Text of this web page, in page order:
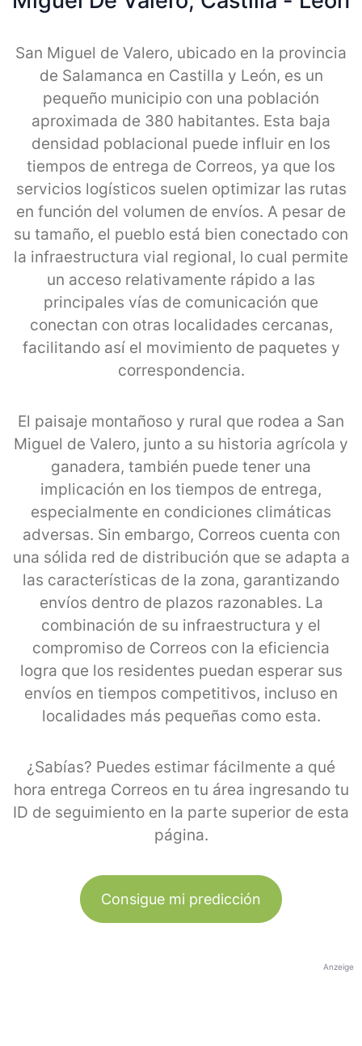
San Miguel de Valero, ubicado en la provincia
de Salamanca en Castilla y León, es un
pequeño municipio con una población
aproximada de 380 habitantes. Esta baja
densidad poblacional puede influir en los
tiempos de entrega de Correos, ya que los
servicios logísticos suelen optimizar las rutas
en función del volumen de envíos. A pesar de
su tamaño, el pueblo está bien conectado con
la infraestructura vial regional, lo cual permite
un acceso relativamente rápido a las
principales vías de comunicación que
conectan con otras localidades cercanas,
facilitando así el movimiento de paquetes y
correspondencia.
El paisaje montañoso y rural que rodea a San
Miguel de Valero, junto a su historia agrícola y
ganadera, también puede tener una
implicación en los tiempos de entrega,
especialmente en condiciones climáticas
adversas. Sin embargo, Correos cuenta con
una sólida red de distribución que se adapta a
las características de la zona, garantizando
envíos dentro de plazos razonables. La
combinación de su infraestructura y el
compromiso de Correos con la eficiencia
logra que los residentes puedan esperar sus
envíos en tiempos competitivos, incluso en
localidades más pequeñas como esta.
¿Sabías? Puedes estimar fácilmente a qué
hora entrega Correos en tu área ingresando tu
ID de seguimiento en la parte superior de esta
página.
Consigue mi predicción
Anzeige